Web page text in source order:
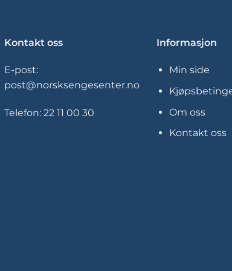
produktsiden
Kontakt oss
E-post:
post@norsksengesenter.no
Telefon: 22 11 00 30
Informasjon
Min side
Om oss
Kontakt oss